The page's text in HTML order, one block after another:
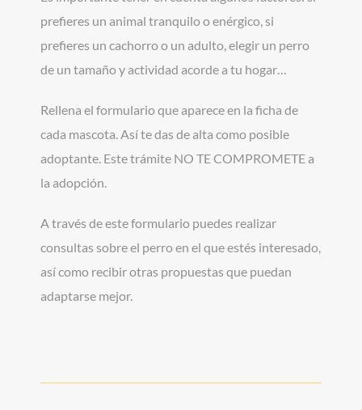
prefieres un animal tranquilo o enérgico, si
prefieres un cachorro o un adulto, elegir un perro
de un tamaño y actividad acorde a tu hogar…
Rellena el formulario que aparece en la ficha de
cada mascota. Así te das de alta como posible
adoptante. Este trámite NO TE COMPROMETE a
la adopción.
A través de este formulario puedes realizar
consultas sobre el perro en el que estés interesado,
así como recibir otras propuestas que puedan
adaptarse mejor.